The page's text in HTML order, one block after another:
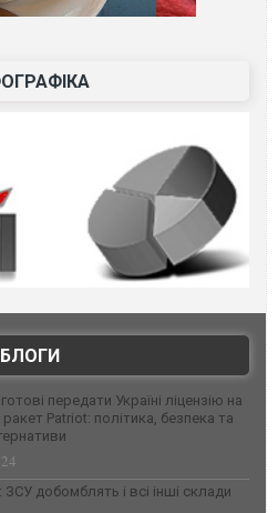
БЛОГИ
передати Україні ліцензію на
Patriot: політика, безпека та
добомблять і всі інші склади